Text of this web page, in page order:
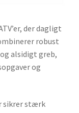
der dagligt
robust
alsidigt greb,
og
sikrer stærk